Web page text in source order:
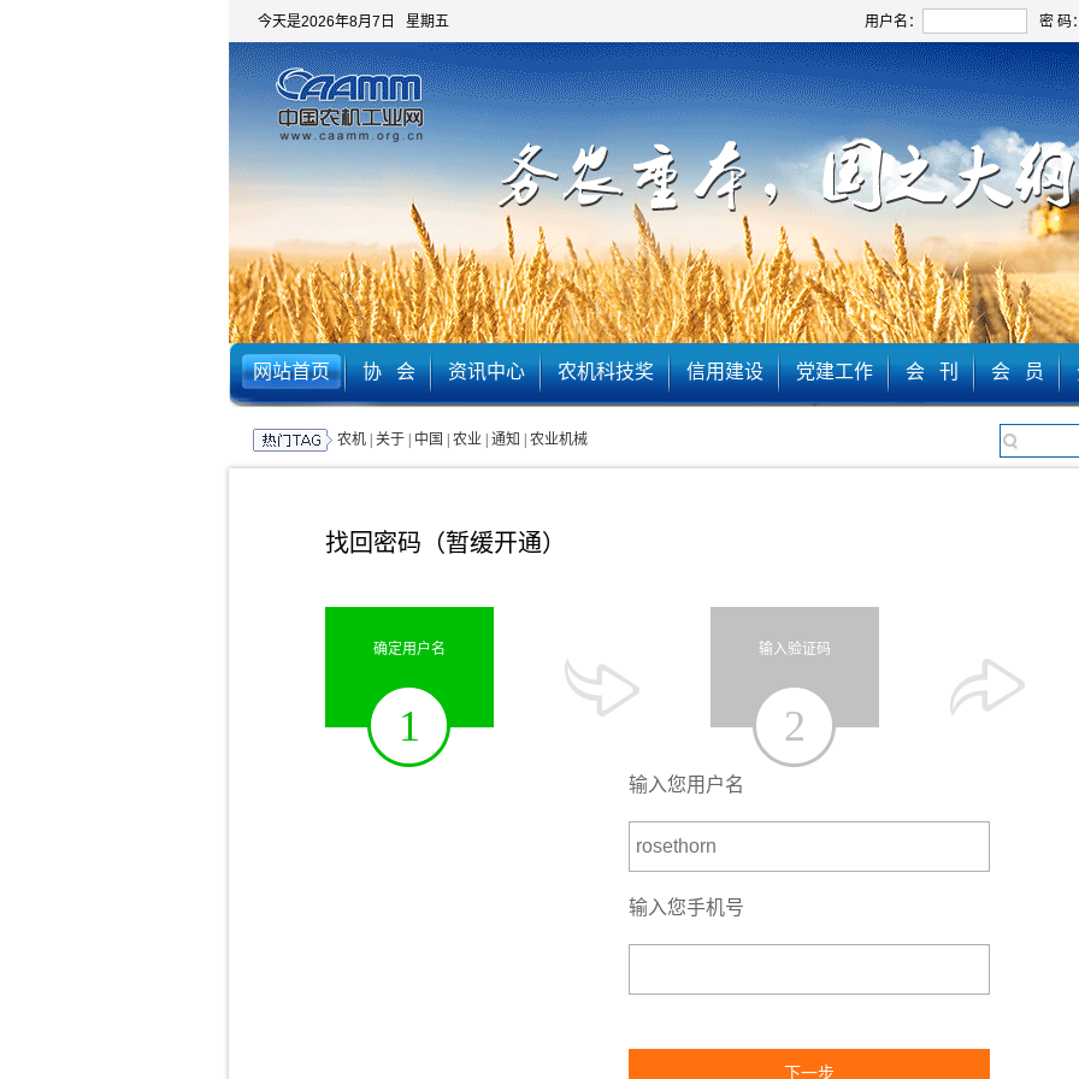
今天是2026年8月7日 星期五 用户名： 密 码
网站首页 协 会 资讯中心 农机科技奖 信用建设 党建工作 会 刊 会 员
农机| 关于| 中国 农业| 通知 农业机械
找回密码（暂缓开通）
确定用户名
1
输入验证码
2
输入您用户名
输入您手机号